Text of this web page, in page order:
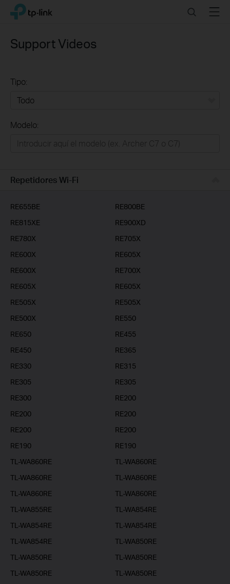
Click
navigation
TP-Link, Reliably Smart SearchMenu
Support Videos
Tipo:
Empresas
Modelo:
Repetidores Wi-Fi
RE655BE
RE800BE
RE815XE
RE900XD
RE780X
RE705X
RE600X
RE605X
RE600X
RE700X
RE605X
RE605X
RE505X
RE505X
RE500X
RE550
RE650
RE455
RE450
RE365
RE330
RE315
RE305
RE305
RE300
RE200
RE200
RE200
RE200
RE200
RE190
RE190
TL-WA860RE
TL-WA860RE
TL-WA860RE
TL-WA860RE
TL-WA860RE
TL-WA860RE
TL-WA855RE
TL-WA854RE
TL-WA854RE
TL-WA854RE
TL-WA854RE
TL-WA850RE
TL-WA850RE
TL-WA850RE
TL-WA850RE
TL-WA850RE